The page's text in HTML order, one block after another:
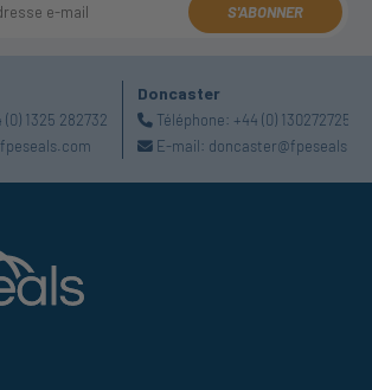
S'ABONNER
(0) 1325 282732
Doncaster
Téléphone: +44 (0) 1302727252
E-mail: